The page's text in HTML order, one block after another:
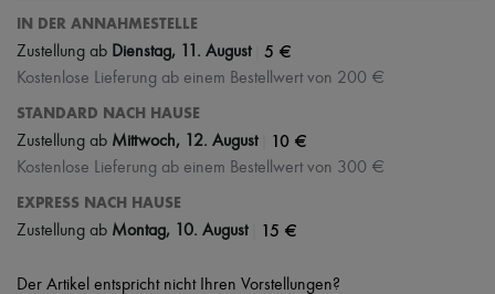
IN DER ANNAHMESTELLE
Zustellung ab Dienstag, 11. August 5 €
Kostenlose Lieferung ab einem Bestellwert von 200 €
STANDARD NACH HAUSE
Zustellung ab Mittwoch, 12. August 10 €
Kostenlose Lieferung ab einem Bestellwert von 300 €
EXPRESS NACH HAUSE
Zustellung ab Montag, 10. August 15 €
Der Artikel entspricht nicht Ihren Vorstellungen?